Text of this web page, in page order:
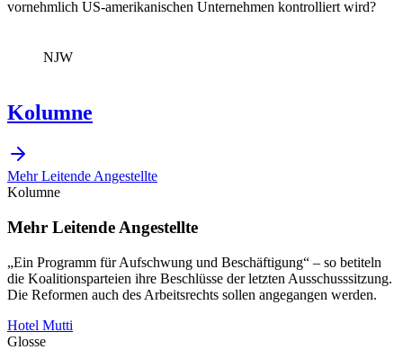
vornehmlich US-amerikanischen Unternehmen kontrolliert wird?
NJW
Kolumne
Mehr Leitende Angestellte
Kolumne
Mehr Leitende Angestellte
„Ein Programm für Aufschwung und Beschäftigung“ – so betiteln
die Koalitionsparteien ihre Beschlüsse der letzten Ausschusssitzung.
Die Reformen auch des Arbeitsrechts sollen angegangen werden.
Hotel Mutti
Glosse